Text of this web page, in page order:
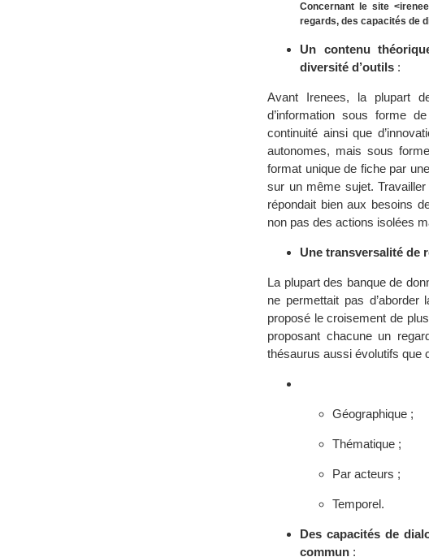
Concernant le site
regards, des capacités de
Un contenu
diversité d’outils :
Avant Irenees, la plupart
d’information sous forme
continuité ainsi que
autonomes, mais sous
format unique de fiche par
sur un même sujet.
répondait bien aux besoins
non pas des actions isolées
Une transversalité de
La plupart des banque de
ne permettait pas
proposé le croisement de
proposant chacune un
thésaurus aussi évolutifs que
Géographique ;
Thématique ;
Par acteurs ;
Temporel.
Des capacités de
commun :